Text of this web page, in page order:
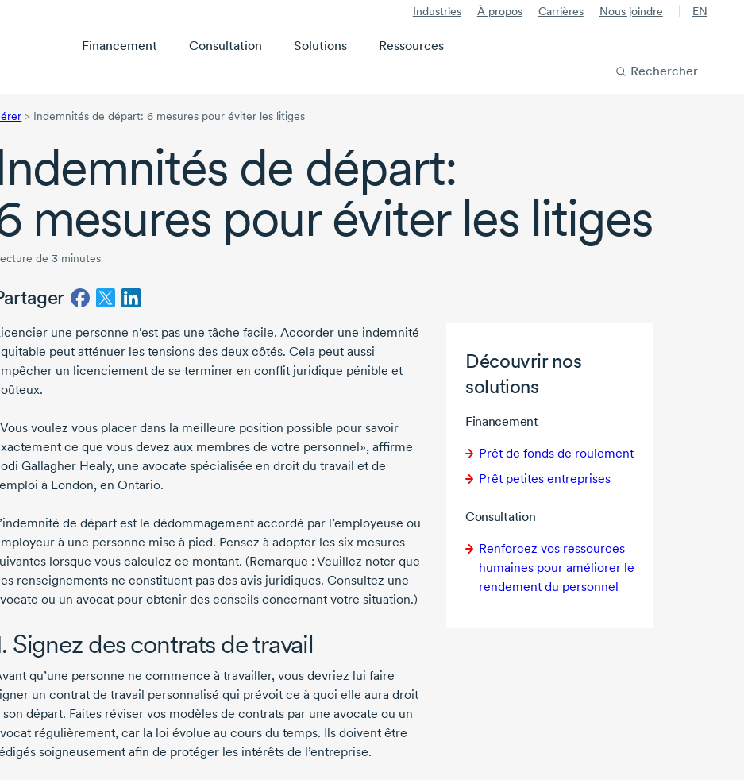
Industries À propos Carrières Nous joindre EN
Financement Consultation Solutions
Ressources
Rechercher
> Indemnités de départ: 6 mesures pour éviter les litiges
de départ:
mesures pour éviter les litiges
de 3 minutes
Découvrir nos
solutions
Financement
Prêt de fonds de roulement
Prêt petites entreprises
Consultation
Renforcez vos ressources
humaines pour améliorer le
rendement du personnel
une personne n’est pas une tâche facile. Accorder une indemnité
peut atténuer les tensions des deux côtés. Cela peut aussi
un licenciement de se terminer en conflit juridique pénible et
voulez vous placer dans la meilleure position possible pour savoir
ce que vous devez aux membres de votre personnel», affirme
Gallagher Healy, une avocate spécialisée en droit du travail et de
à London, en Ontario.
de départ est le dédommagement accordé par l’employeuse ou
à une personne mise à pied. Pensez à adopter les six mesures
lorsque vous calculez ce montant. (Remarque : Veuillez noter que
renseignements ne constituent pas des avis juridiques. Consultez une
ou un avocat pour obtenir des conseils concernant votre situation.)
Signez des contrats de travail
qu’une personne ne commence à travailler, vous devriez lui faire
un contrat de travail personnalisé qui prévoit ce à quoi elle aura droit
son départ. Faites réviser vos modèles de contrats par une avocate ou un
régulièrement, car la loi évolue au cours du temps. Ils doivent être
soigneusement afin de protéger les intérêts de l’entreprise.